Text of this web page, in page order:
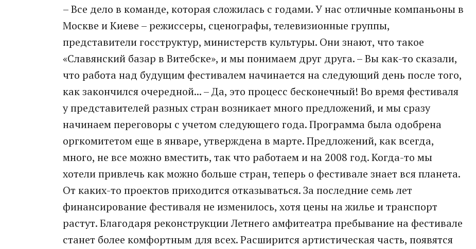
– Все дело в команде, которая сложилась с годами. У нас отличные компаньоны в
Москве и Киеве – режиссеры, сценографы, телевизионные группы,
представители госструктур, министерств культуры. Они знают, что такое
«Славянский базар в Витебске», и мы понимаем друг друга. – Вы как-то сказали,
что работа над будущим фестивалем начинается на следующий день после того,
как закончился очередной... – Да, это процесс бесконечный! Во время фестиваля
у представителей разных стран возникает много предложений, и мы сразу
начинаем переговоры с учетом следующего года. Программа была одобрена
оргкомитетом еще в январе, утверждена в марте. Предложений, как всегда,
много, не все можно вместить, так что работаем и на 2008 год. Когда-то мы
хотели привлечь как можно больше стран, теперь о фестивале знает вся планета.
От каких-то проектов приходится отказываться. За последние семь лет
финансирование фестиваля не изменилось, хотя цены на жилье и транспорт
растут. Благодаря реконструкции Летнего амфитеатра пребывание на фестивале
станет более комфортным для всех. Расширится артистическая часть, появятся